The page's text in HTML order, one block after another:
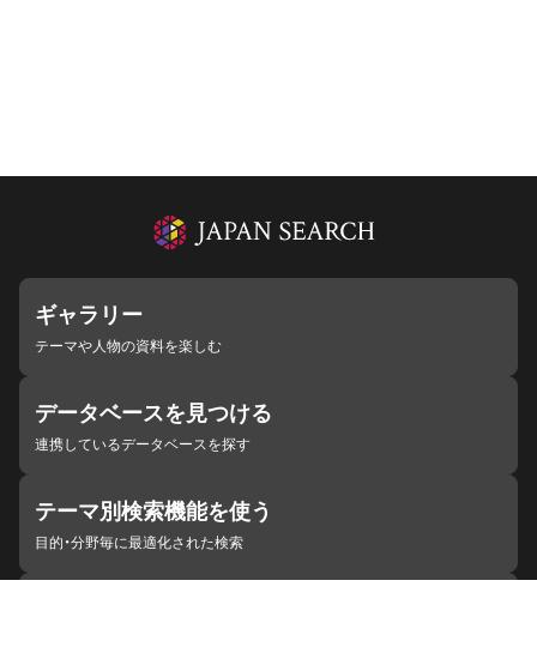
ギャラリー
テーマや人物の資料を楽しむ
データベースを見つける
連携しているデータベースを探す
テーマ別検索機能を使う
目的・分野毎に最適化された検索